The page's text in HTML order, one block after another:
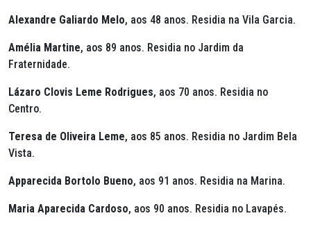
Alexandre Galiardo Melo, aos 48 anos. Residia na Vila Garcia.
Amélia Martine, aos 89 anos. Residia no Jardim da
Fraternidade.
Lázaro Clovis Leme Rodrigues, aos 70 anos. Residia no
Centro.
Teresa de Oliveira Leme, aos 85 anos. Residia no Jardim Bela
Vista.
Apparecida Bortolo Bueno, aos 91 anos. Residia na Marina.
Maria Aparecida Cardoso, aos 90 anos. Residia no Lavapés.